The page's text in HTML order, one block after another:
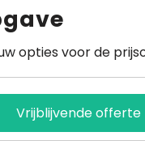
opties voor de
Vrijblijvende offerte